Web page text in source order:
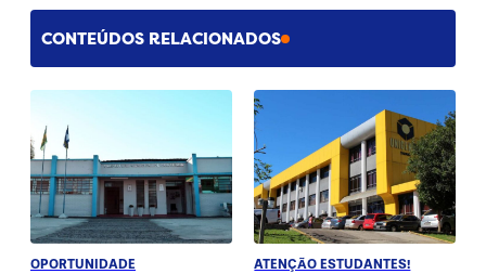
CONTEÚDOS RELACIONADOS
OPORTUNIDADE ATENÇÃO ESTUDANTES!